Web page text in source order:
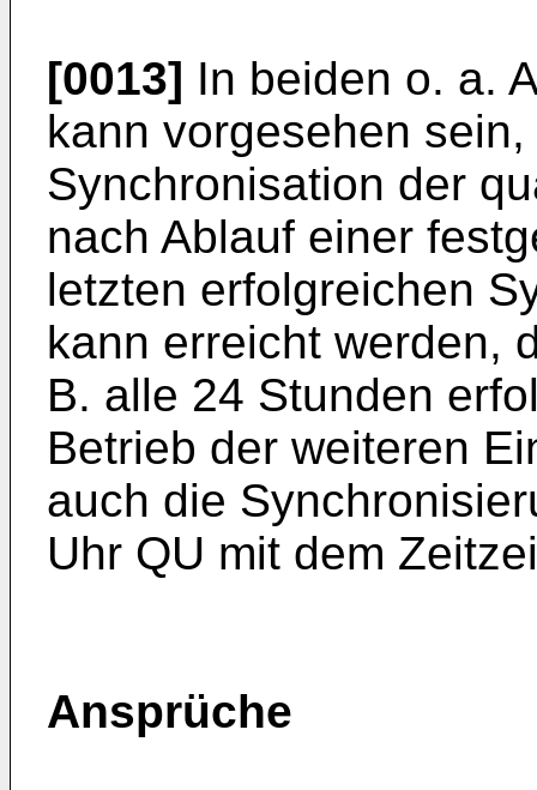
[0013] In beiden o. a.
kann vorgesehen
Synchronisation der
nach Ablauf einer
letzten erfolgreichen
kann erreicht werden,
B. alle 24 Stunden
Betrieb der weiteren
auch die
Uhr QU mit dem
Ansprüche